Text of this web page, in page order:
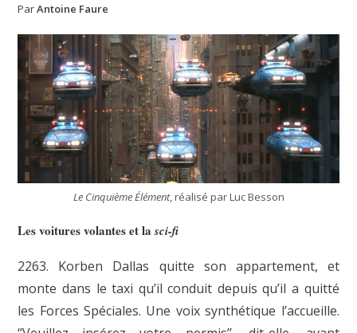
ParAntoine Faure
Le Cinquième Élément, réalisé par Luc Besson
Les voitures volantes et lasci-fi
2263. Korben Dallas quitte son appartement, et
monte dans le taxi qu’il conduit depuis qu’il a quitté
les Forces Spéciales. Une voix synthétique l’accueille.